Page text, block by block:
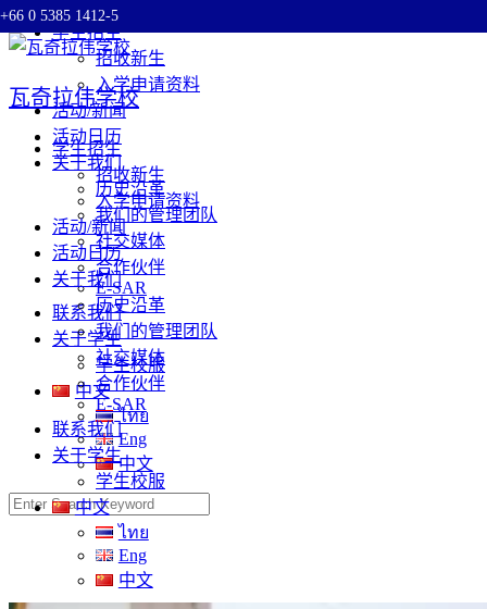
Skip
to
+66 0 5385 1412-5
瓦奇拉伟学校
学生招生
招收新生
入学申请资料
活动/新闻
活动日历
关于我们
历史沿革
我们的管理团队
社交媒体
合作伙伴
E-SAR
联系我们
关于学生
学生校服
中文
ไทย
Eng
中文
学生招生
招收新生
入学申请资料
活动/新闻
活动日历
关于我们
历史沿革
我们的管理团队
社交媒体
合作伙伴
E-SAR
联系我们
关于学生
学生校服
中文
ไทย
Eng
中文
Search
for: